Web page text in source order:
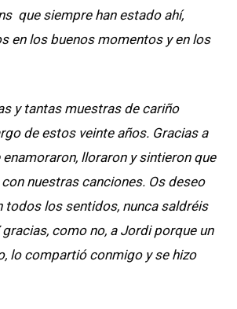
que siempre han estado ahí,
en los buenos momentos y en los
y tantas muestras de cariño
de estos veinte años. Gracias a
lloraron y sintieron que
nuestras canciones. Os deseo
todos los sentidos, nunca saldréis
como no, a Jordi porque un
lo compartió conmigo y se hizo